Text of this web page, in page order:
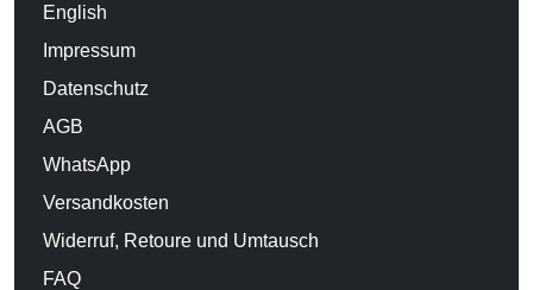
English
Impressum
Datenschutz
AGB
WhatsApp
Versandkosten
Widerruf, Retoure und Umtausch
FAQ